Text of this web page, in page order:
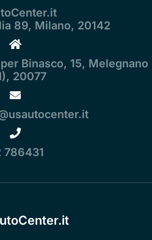
89, Milano, 20142
Binasco, 15, Melegnano
20077
786431